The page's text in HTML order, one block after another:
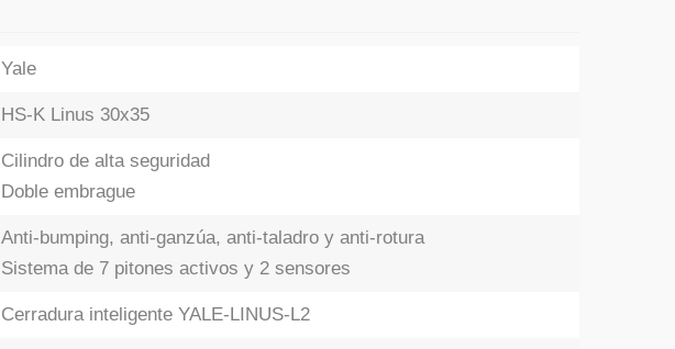
Yale
HS-K Linus 30x35
Cilindro de alta seguridad
Doble embrague
Anti-bumping, anti-ganzúa, anti-taladro y anti-rotura
Sistema de 7 pitones activos y 2 sensores
Cerradura inteligente YALE-LINUS-L2